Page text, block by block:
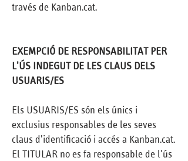
través de Kanban.cat.
EXEMPCIÓ DE RESPONSABILITAT PER
L'ÚS INDEGUT DE LES CLAUS DELS
USUARIS/ES
Els USUARIS/ES són els únics i
exclusius responsables de les seves
claus d'identificació i accés a Kanban.cat.
El TITULAR no es fa responsable de l'ús